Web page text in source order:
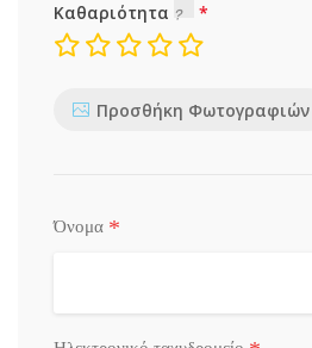
Καθαριότητα
Προσθήκη Φωτογραφιών
Όνομα *